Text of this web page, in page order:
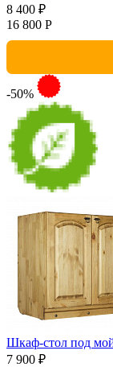
8 400 ₽
16 800 Р
-50%
Шкаф-стол под
7 900 ₽